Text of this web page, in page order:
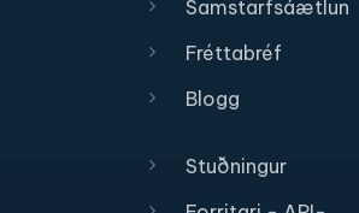
Samstarfsáætlun
Fréttabréf
Blogg
Stuðningur